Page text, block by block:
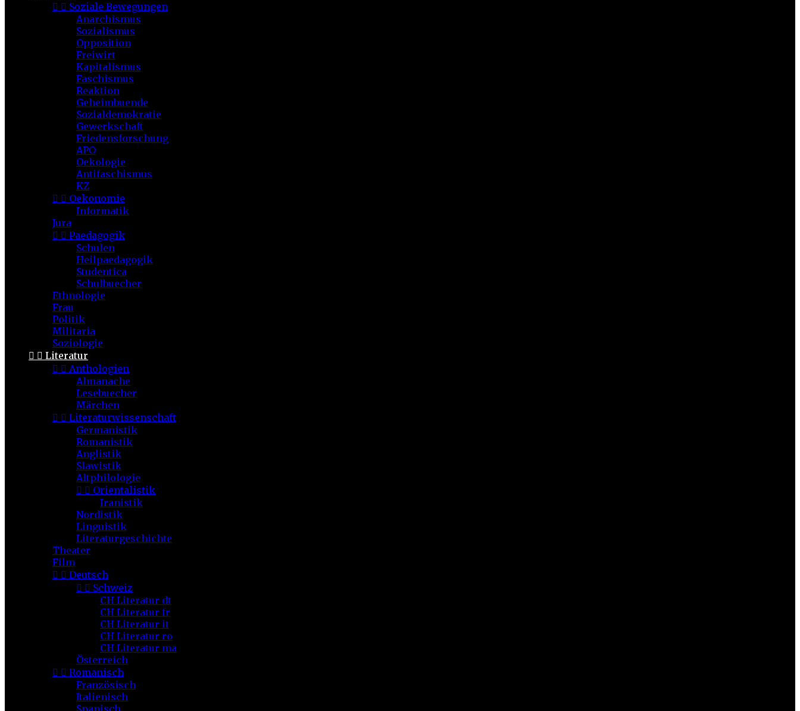
  Soziale Bewegungen
Anarchismus
Sozialismus
Opposition
Freiwirt
Kapitalismus
Faschismus
Reaktion
Geheimbuende
Sozialdemokratie
Gewerkschaft
Friedensforschung
APO
Oekologie
Antifaschismus
KZ
  Oekonomie
Informatik
Jura
  Paedagogik
Schulen
Heilpaedagogik
Studentica
Schulbuecher
Ethnologie
Frau
Politik
Militaria
Soziologie
  Literatur
  Anthologien
Almanache
Lesebuecher
Märchen
  Literaturwissenschaft
Germanistik
Romanistik
Anglistik
Slawistik
Altphilologie
  Orientalistik
Iranistik
Nordistik
Linguistik
Literaturgeschichte
Theater
Film
  Deutsch
  Schweiz
CH Literatur dt
CH Literatur fr
CH Literatur it
CH Literatur ro
CH Literatur ma
Österreich
  Romanisch
Französisch
Italienisch
Spanisch